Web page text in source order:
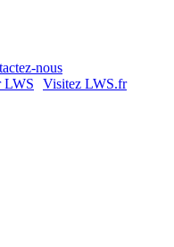
nous
Visitez LWS.fr